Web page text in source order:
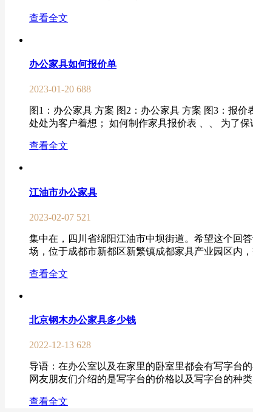
查看全文
办公家具如何报价单
2023-01-20 688
图1：办公家具 方案 图2：办公家具 方案 图3：报
处处为客户着想； 如何制作家具报价表 、、 为了
查看全文
江油市办公家具
2023-02-07 521
集中在，四川省绵阳江油市中坝街道。希望这个回
场，位于成都市新都区新繁镇成都家具产业园区内
查看全文
北京钢木办公家具多少钱
2022-12-13 628
导语： 在办公室以及在家里的卧室里都会有写字台
网友朋友们介绍的是写字台的价格以及写字台的种
查看全文